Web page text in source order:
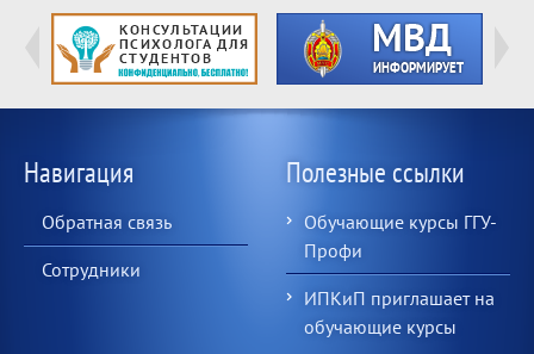
Навигация
Обратная связь
Сотрудники
Полезные ссылки
Обучающие курсы ГГУ-
Профи
ИПКиП приглашает на
обучающие курсы